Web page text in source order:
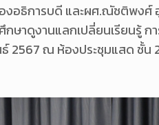
ารบดี และผศ.ณัชติพงศ์ อูท
กษาดูงานแลกเปลี่ยนเรียน
ณ ห้องประชุมแสด ชั้น